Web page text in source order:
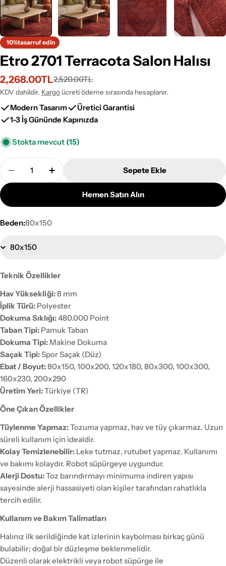
10%tasarruf edin
Etro 2701 Terracota Salon Halısı
İndirimli
fiyat
2,268.00TL
Normal
fiyat
2,520.00TL
KDV dahildir. Kargo ücreti ödeme sırasında hesaplanır.
Modern Tasarım
Üretici Garantisi
1-3 İş Gününde Kapınızda
Stokta mevcut (15)
Adet
Etro 2701 Terracota Salon Halısı Adetini Azalt
Etro 2701 Terracota Salon Halısı Adetini
Sepete Ekle
Hemen Satın Alın
Beden:80x150
Teknik Özellikler
Hav Yüksekliği:8 mm
İplik Türü: Polyester
Dokuma Sıklığı:480.000 Point
Taban Tipi: Pamuk Taban
Dokuma Tipi: Makine Dokuma
Saçak Tipi:Spor Saçak (Düz)
Ebat / Boyut:80x150, 100x200, 120x180, 80x300, 100x300,
160x230, 200x290
Üretim Yeri:Türkiye (TR)
Öne Çıkan Özellikler
Tüylenme Yapmaz:Tozuma yapmaz, hav ve tüy çıkarmaz. Uzun
süreli kullanım için idealdir.
Kolay Temizlenebilir: Leke tutmaz, rutubet yapmaz. Kullanımı
ve bakımı kolaydır. Robot süpürgeye uygundur.
Alerji Dostu:Toz barındırmayı minimuma indiren yapısı
sayesinde alerji hassasiyeti olan kişiler tarafından rahatlıkla
tercih edilir.
Kullanım ve Bakım Talimatları
Halınız ilk serildiğinde kat izlerinin kaybolması birkaç günü
bulabilir; doğal bir düzleşme beklenmelidir.
Düzenli olarak elektrikli veya robot süpürge ile